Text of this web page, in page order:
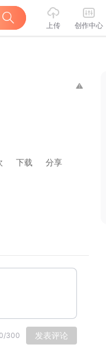
上传 创作中心
下载 分享
/300 发表评论